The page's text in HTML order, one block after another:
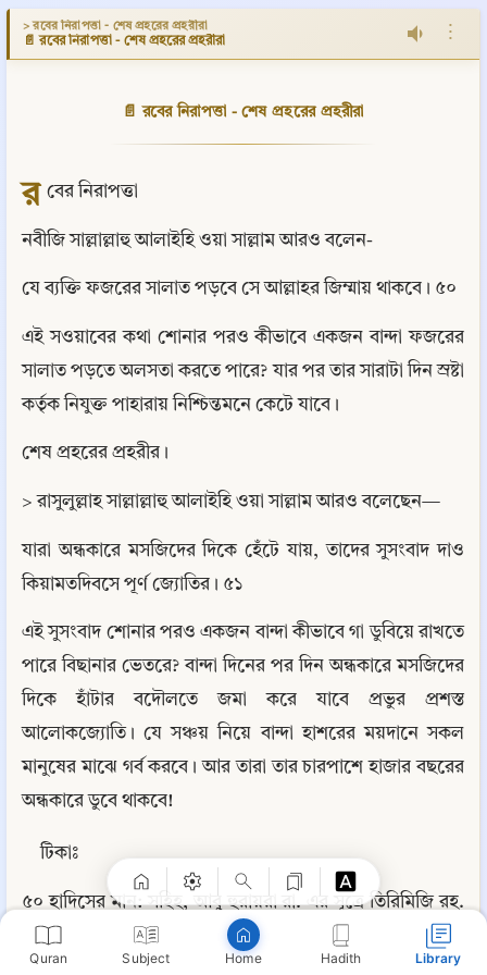
Quran Subject Home Hadith Library
> রবের নিরাপত্তা - শেষ প্রহরের প্রহরীরা
📄 রবের নিরাপত্তা - শেষ প্রহরের প্রহরীরা ⋮
📄 রবের নিরাপত্তা - শেষ প্রহরের প্রহরীরা
র বের নিরাপত্তা
নবীজি সাল্লাল্লাহু আলাইহি ওয়া সাল্লাম আরও বলেন-
যে ব্যক্তি ফজরের সালাত পড়বে সে আল্লাহর জিম্মায় থাকবে। ৫০
এই সওয়াবের কথা শোনার পরও কীভাবে একজন বান্দা ফজরের
সালাত পড়তে অলসতা করতে পারে? যার পর তার সারাটা দিন স্রষ্টা
কর্তৃক নিযুক্ত পাহারায় নিশ্চিন্তমনে কেটে যাবে।
শেষ প্রহরের প্রহরীর।
> রাসুলুল্লাহ সাল্লাল্লাহু আলাইহি ওয়া সাল্লাম আরও বলেছেন—
যারা অন্ধকারে মসজিদের দিকে হেঁটে যায়, তাদের সুসংবাদ দাও
কিয়ামতদিবসে পূর্ণ জ্যোতির। ৫১
এই সুসংবাদ শোনার পরও একজন বান্দা কীভাবে গা ডুবিয়ে রাখতে
পারে বিছানার ভেতরে? বান্দা দিনের পর দিন অন্ধকারে মসজিদের
দিকে হাঁটার বদৌলতে জমা করে যাবে প্রভুর প্রশস্ত
আলোকজ্যোতি। যে সঞ্চয় নিয়ে বান্দা হাশরের ময়দানে সকল
মানুষের মাঝে গর্ব করবে। আর তারা তার চারপাশে হাজার বছরের
অন্ধকারে ডুবে থাকবে!
টিকাঃ
৫০ হাদিসের মান: সহিহ, আবু হুরায়রা রা. এর সূত্রে তিরিমিজি রহ.
সহিহুল জামে: ৬৩৩৮
Copy